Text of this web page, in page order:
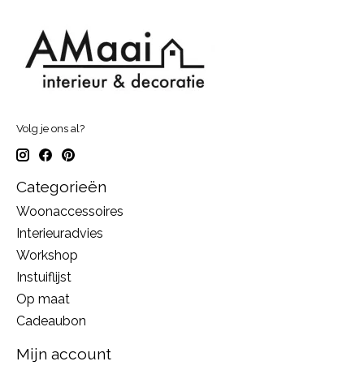
Volg je ons al?
Categorieën
Woonaccessoires
Interieuradvies
Workshop
Instuiflijst
Op maat
Cadeaubon
Mijn account